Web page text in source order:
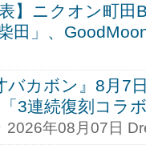
】ニクオン町田
田」、
バカボン』8月7
3連続復刻コラ
2026年08月07日